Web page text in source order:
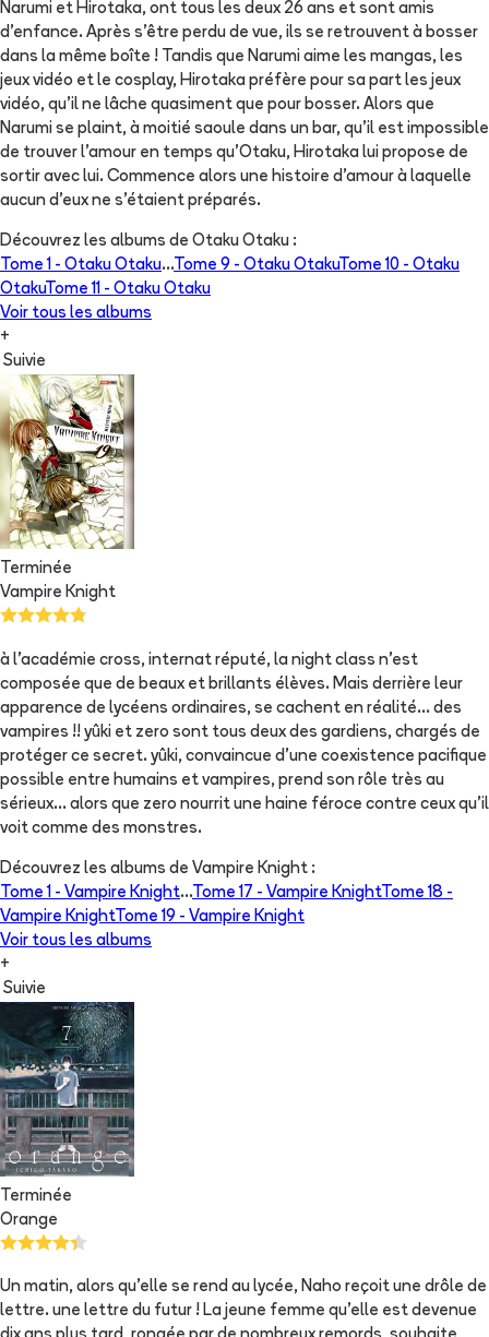
Narumi et Hirotaka, ont tous les deux 26 ans et sont amis
d’enfance. Après s’être perdu de vue, ils se retrouvent à bosser
dans la même boîte ! Tandis que Narumi aime les mangas, les
jeux vidéo et le cosplay, Hirotaka préfère pour sa part les jeux
vidéo, qu’il ne lâche quasiment que pour bosser. Alors que
Narumi se plaint, à moitié saoule dans un bar, qu’il est impossible
de trouver l’amour en temps qu’Otaku, Hirotaka lui propose de
sortir avec lui. Commence alors une histoire d’amour à laquelle
aucun d’eux ne s’étaient préparés.
Découvrez les albums de Otaku Otaku :
Tome 1 - Otaku Otaku...Tome 9 - Otaku OtakuTome 10 - Otaku
OtakuTome 11 - Otaku Otaku
Voir tous les albums
+
Suivie
Terminée
Vampire Knight
à l'académie cross, internat réputé, la night class n'est
composée que de beaux et brillants élèves. Mais derrière leur
apparence de lycéens ordinaires, se cachent en réalité... des
vampires !! yûki et zero sont tous deux des gardiens, chargés de
protéger ce secret. yûki, convaincue d'une coexistence pacifique
possible entre humains et vampires, prend son rôle très au
sérieux... alors que zero nourrit une haine féroce contre ceux qu'il
voit comme des monstres.
Découvrez les albums de Vampire Knight :
Tome 1 - Vampire Knight...Tome 17 - Vampire KnightTome 18 -
Vampire KnightTome 19 - Vampire Knight
Voir tous les albums
+
Suivie
Terminée
Orange
Un matin, alors qu'elle se rend au lycée, Naho reçoit une drôle de
lettre. une lettre du futur ! La jeune femme qu'elle est devenue